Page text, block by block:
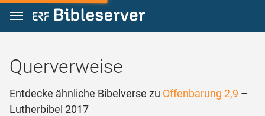
Zum Inhalt springen
Querverweise
Entdecke ähnliche Bibelverse zu Offenbarung 2,9 –
Lutherbibel 2017